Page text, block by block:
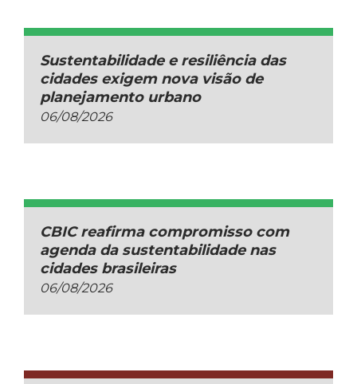
Sustentabilidade e resiliência das
cidades exigem nova visão de
planejamento urbano
06/08/2026
CBIC reafirma compromisso com
agenda da sustentabilidade nas
cidades brasileiras
06/08/2026